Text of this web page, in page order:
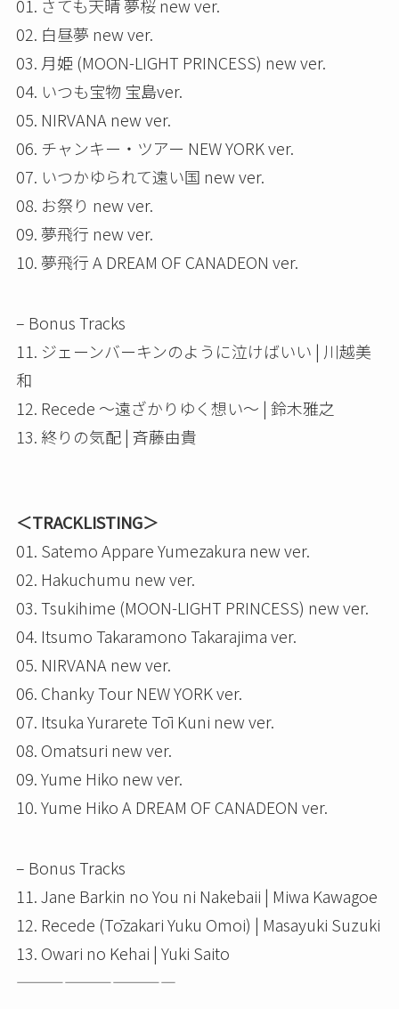
01. さても天晴 夢桜 new ver.
02. 白昼夢 new ver.
03. 月姫 (MOON-LIGHT PRINCESS) new ver.
04. いつも宝物 宝島ver.
05. NIRVANA new ver.
06. チャンキー・ツアー NEW YORK ver.
07. いつかゆられて遠い国 new ver.
08. お祭り new ver.
09. 夢飛行 new ver.
10. 夢飛行 A DREAM OF CANADEON ver.
– Bonus Tracks
11. ジェーンバーキンのように泣けばいい | 川越美
和
12. Recede ～遠ざかりゆく想い～ | 鈴木雅之
13. 終りの気配 | 斉藤由貴
＜TRACKLISTING＞
01. Satemo Appare Yumezakura new ver.
02. Hakuchumu new ver.
03. Tsukihime (MOON-LIGHT PRINCESS) new ver.
04. Itsumo Takaramono Takarajima ver.
05. NIRVANA new ver.
06. Chanky Tour NEW YORK ver.
07. Itsuka Yurarete Tōi Kuni new ver.
08. Omatsuri new ver.
09. Yume Hiko new ver.
10. Yume Hiko A DREAM OF CANADEON ver.
– Bonus Tracks
11. Jane Barkin no You ni Nakebaii | Miwa Kawagoe
12. Recede (Tōzakari Yuku Omoi) | Masayuki Suzuki
13. Owari no Kehai | Yuki Saito
——————————